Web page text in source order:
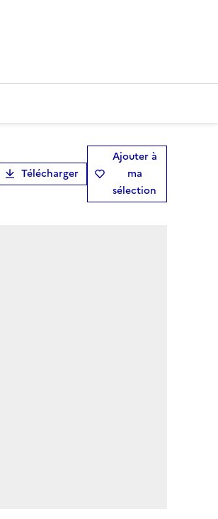
Télécharger
Ajouter à
ma
sélection